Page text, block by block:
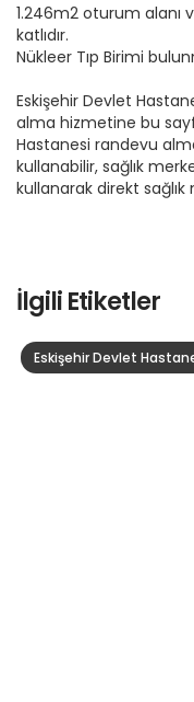
1.246m2 oturum alanı
katlıdır.
Nükleer Tıp Birimi
Eskişehir Devlet
alma hizmetine bu
Hastanesi randevu
kullanabilir, sağlık
kullanarak direkt
İlgili Etiketler
Eskişehir Devlet